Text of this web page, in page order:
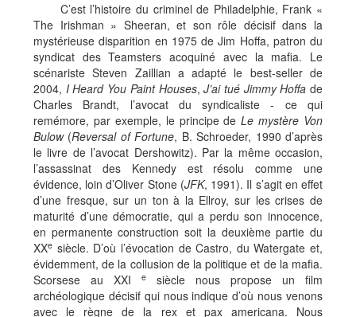
C’est l’histoire du criminel de Philadelphie, Frank «
The Irishman » Sheeran, et son rôle décisif dans la
mystérieuse disparition en 1975 de Jim Hoffa, patron du
syndicat des Teamsters acoquiné avec la mafia. Le
scénariste Steven Zaillian a adapté le best-seller de
2004, I Heard You Paint Houses,J’ai tué Jimmy Hoffa de
Charles Brandt, l’avocat du syndicaliste - ce qui
remémore, par exemple, le principe deLe mystère Von
Bulow(Reversal of Fortune, B. Schroeder, 1990 d’après
le livre de l’avocat Dershowitz). Par la même occasion,
l’assassinat des Kennedy est résolu comme une
évidence, loin d’Oliver Stone (JFK, 1991). Il s’agit en effet
d’une fresque, sur un ton à la Ellroy, sur les crises de
maturité d’une démocratie, qui a perdu son innocence,
en permanente construction soit la deuxième partie du
XXe siècle. D’où l’évocation de Castro, du Watergate et,
évidemment, de la collusion de la politique et de la mafia.
Scorsese au XXI
e
siècle nous propose un film
archéologique décisif qui nous indique d’où nous venons
avec le règne de la rex et pax americana. Nous